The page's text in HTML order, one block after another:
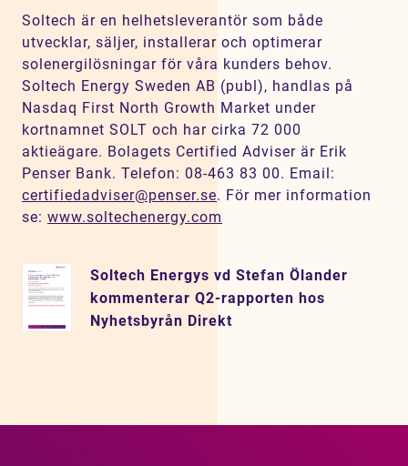
Soltech är en helhetsleverantör som både
utvecklar, säljer, installerar och optimerar
solenergilösningar för våra kunders behov.
Soltech Energy Sweden AB (publ), handlas på
Nasdaq First North Growth Market under
kortnamnet SOLT och har cirka 72 000
aktieägare. Bolagets Certified Adviser är Erik
Penser Bank. Telefon: 08-463 83 00. Email:
certifiedadviser@penser.se. För mer information
se: www.soltechenergy.com
Soltech Energys vd Stefan Ölander
kommenterar Q2-rapporten hos
Nyhetsbyrån Direkt